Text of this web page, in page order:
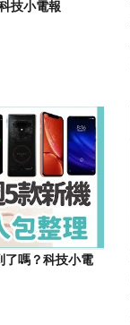
技小電報
嗎？科技小電